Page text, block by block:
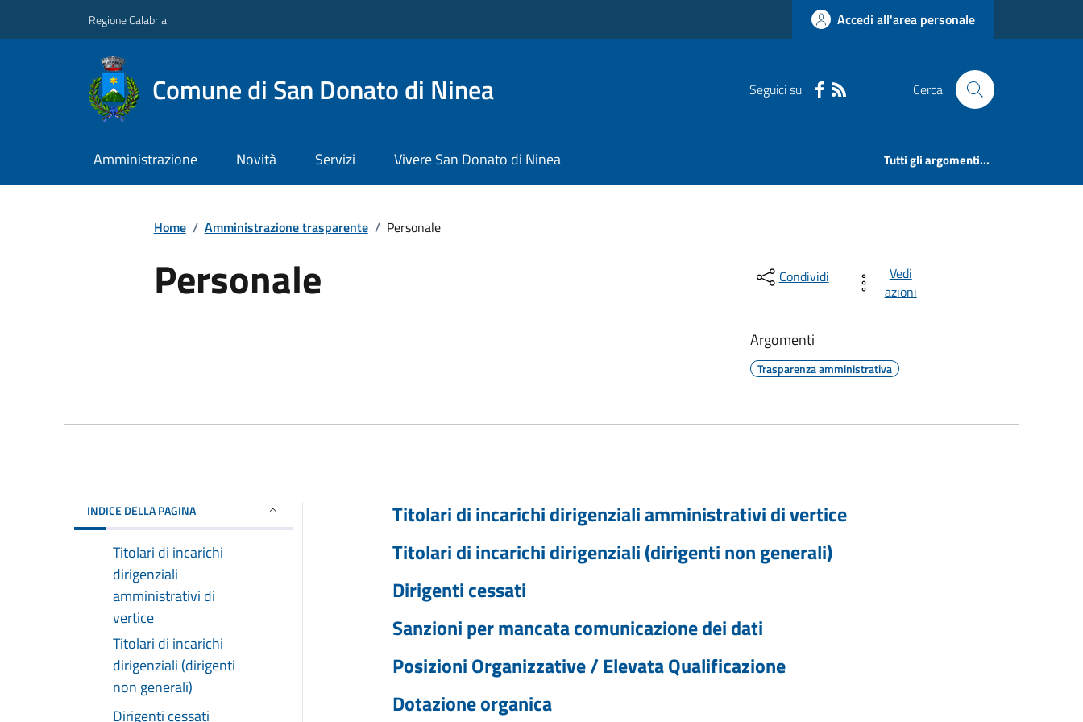
Regione Calabria Accedi all'area personale
Comune di San Donato di Ninea Seguici su Cerca
Amministrazione Novità Servizi Vivere San Donato di Ninea Tutti gli argomenti...
Home / Amministrazione trasparente / Personale
Personale Condividi
Vedi
azioni
Argomenti
Trasparenza amministrativa
INDICE DELLA PAGINA
Titolari di incarichi
dirigenziali
amministrativi di
vertice
Titolari di incarichi
dirigenziali (dirigenti
non generali)
Dirigenti cessati
Titolari di incarichi dirigenziali amministrativi di vertice
Titolari di incarichi dirigenziali (dirigenti non generali)
Dirigenti cessati
Sanzioni per mancata comunicazione dei dati
Posizioni Organizzative / Elevata Qualificazione
Dotazione organica